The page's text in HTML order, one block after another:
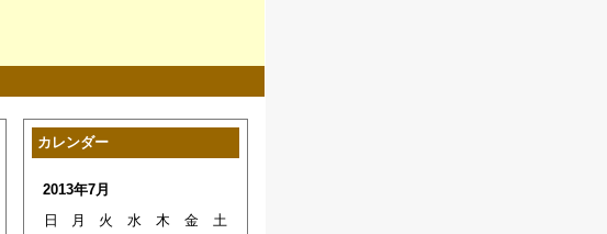
カレンダー
2013年7月
日
月 火 水 木 金
土